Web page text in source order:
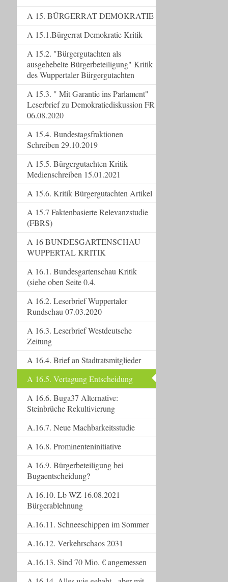
A 15. BÜRGERRAT DEMOKRATIE
A 15.1.Bürgerrat Demokratie Kritik
A 15.2. "Bürgergutachten als
ausgehebelte Bürgerbeteiligung" Kritik
des Wuppertaler Bürgergutachten
A 15.3. " Mit Garantie ins Parlament"
Leserbrief zu Demokratiediskussion FR
06.08.2020
A 15.4. Bundestagsfraktionen
Schreiben 29.10.2019
A 15.5. Bürgergutachten Kritik
Medienschreiben 15.01.2021
A 15.6. Kritik Bürgergutachten Artikel
A 15.7 Faktenbasierte Relevanzstudie
(FBRS)
A 16 BUNDESGARTENSCHAU
WUPPERTAL KRITIK
A 16.1. Bundesgartenschau Kritik
(siehe oben Seite 0.4.
A 16.2. Leserbrief Wuppertaler
Rundschau 07.03.2020
A 16.3. Leserbrief Westdeutsche
Zeitung
A 16.4. Brief an Stadtratsmitglieder
A 16.5. Vertagung Entscheidung
A 16.6. Buga37 Alternative:
Steinbrüche Rekultivierung
A.16.7. Neue Machbarkeitsstudie
A 16.8. Prominenteninitiative
A 16.9. Bürgerbeteiligung bei
Bugaentscheidung?
A 16.10. Lb WZ 16.08.2021
Bürgerablehnung
A.16.11. Schneeschippen im Sommer
A.16.12. Verkehrschaos 2031
A.16.13. Sind 70 Mio. € angemessen